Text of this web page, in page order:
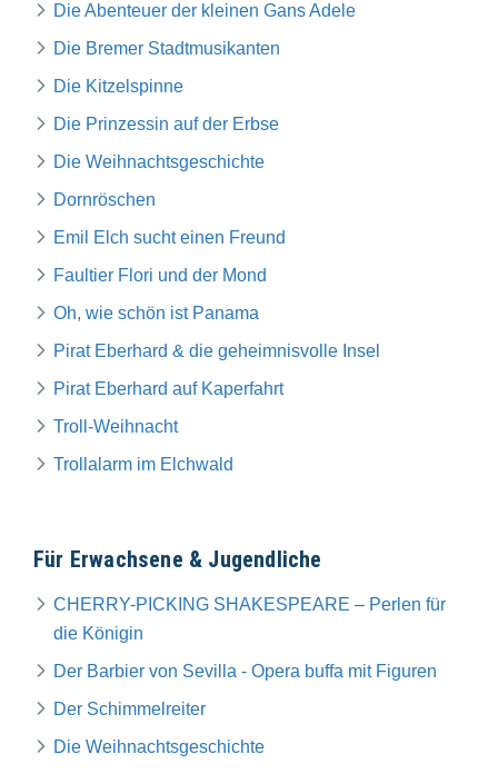
Die Abenteuer der kleinen Gans Adele
Die Bremer Stadtmusikanten
Die Kitzelspinne
Die Prinzessin auf der Erbse
Die Weihnachtsgeschichte
Dornröschen
Emil Elch sucht einen Freund
Faultier Flori und der Mond
Oh, wie schön ist Panama
Pirat Eberhard & die geheimnisvolle Insel
Pirat Eberhard auf Kaperfahrt
Troll-Weihnacht
Trollalarm im Elchwald
Für Erwachsene & Jugendliche
CHERRY-PICKING SHAKESPEARE – Perlen für
die Königin
Der Barbier von Sevilla - Opera buffa mit Figuren
Der Schimmelreiter
Die Weihnachtsgeschichte